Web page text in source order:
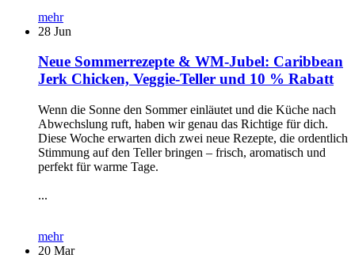
mehr
28 Jun
Neue Sommerrezepte & WM-Jubel: Caribbean
Jerk Chicken, Veggie-Teller und 10 % Rabatt
Wenn die Sonne den Sommer einläutet und die Küche nach
Abwechslung ruft, haben wir genau das Richtige für dich.
Diese Woche erwarten dich zwei neue Rezepte, die ordentlich
Stimmung auf den Teller bringen – frisch, aromatisch und
perfekt für warme Tage.
...
mehr
20 Mar